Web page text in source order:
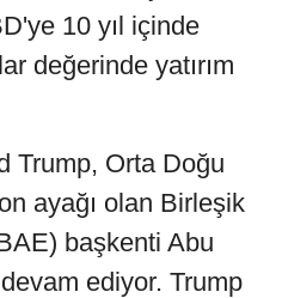
10 yıl içinde
değerinde yatırım
Trump, Orta Doğu
ayağı olan Birleşik
başkenti Abu
ediyor. Trump